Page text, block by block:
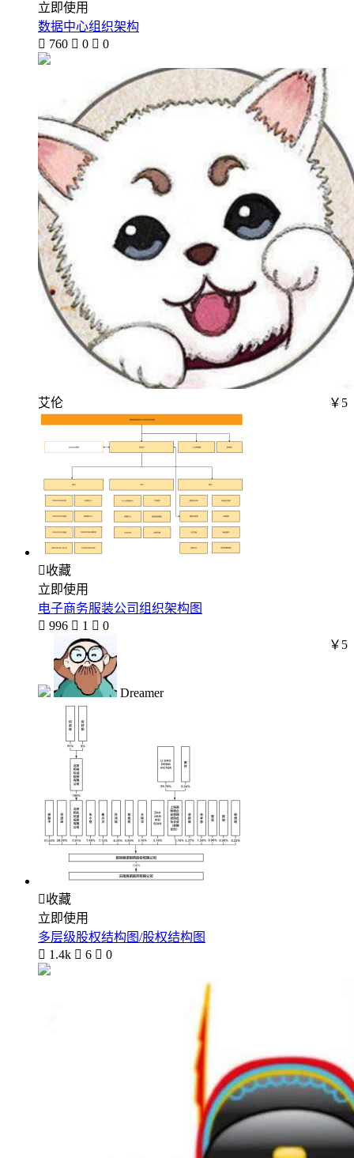
立即使用
数据中心组织架构
 760  0  0
艾伦 ￥5
收藏
立即使用
电子商务服装公司组织架构图
 996  1  0
Dreamer
￥5
收藏
立即使用
多层级股权结构图/股权结构图
 1.4k  6  0